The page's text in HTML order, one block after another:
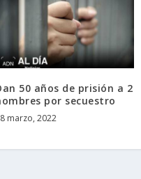
50 años de prisión a 2
por secuestro
marzo, 2022